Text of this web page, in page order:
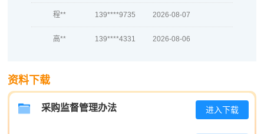
程**
高**
王** 181****4345
资料下载
采购监督管理办法 进入下载